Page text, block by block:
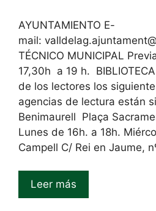
AYUNTAMIENTO E-
mail:
TÉCNICO MUNICIPAL
17,30h a 19 h.
de los lectores los
agencias de lectura están
Benimaurell Plaça
Lunes de 16h. a 18h.
Campell C/ Rei en Jaume,
Leer más